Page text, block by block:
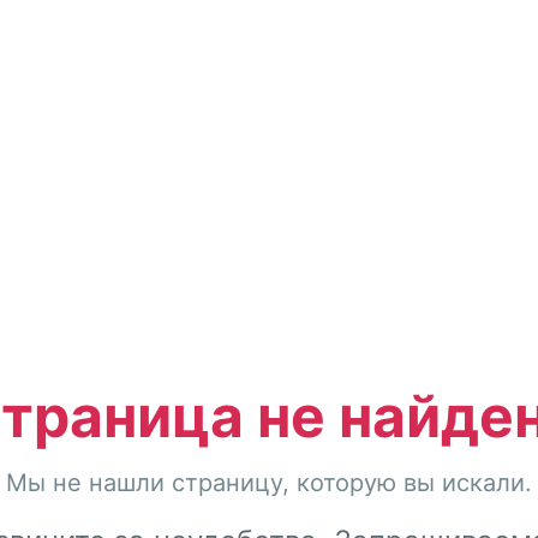
не
Мы не нашли страницу, которую вы искали.